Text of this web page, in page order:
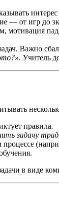
интерес
— от игр до
мотивация
Важно
. Учитель
правила.
задачу
в виде